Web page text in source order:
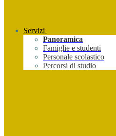
Servizi
Panoramica
Famiglie e studenti
Personale scolastico
Percorsi di studio